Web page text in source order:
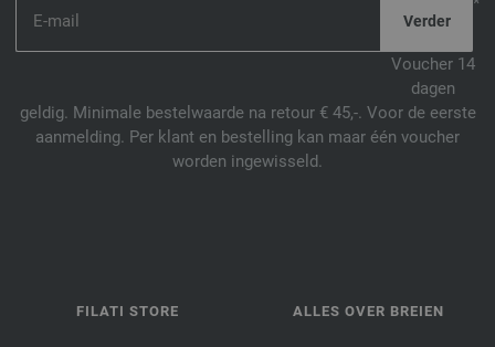
Voucher 14
dagen
geldig. Minimale bestelwaarde na retour € 45,-. Voor de eerste
aanmelding. Per klant en bestelling kan maar één voucher
worden ingewisseld.
FILATI STORE ALLES OVER BREIEN